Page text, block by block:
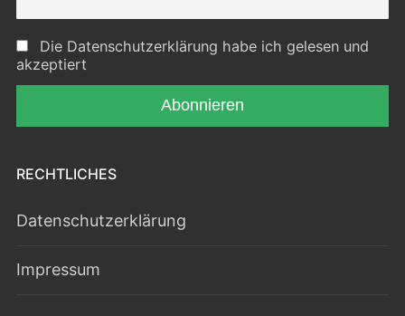
Die Datenschutzerklärung habe ich gelesen und
akzeptiert
RECHTLICHES
Datenschutzerklärung
Impressum